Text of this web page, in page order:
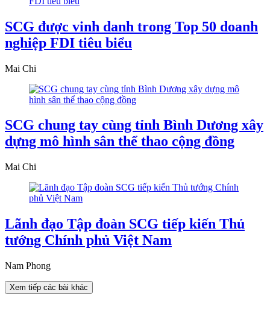
SCG được vinh danh trong Top 50 doanh
nghiệp FDI tiêu biểu
Mai Chi
SCG chung tay cùng tỉnh Bình Dương xây
dựng mô hình sân thể thao cộng đồng
Mai Chi
Lãnh đạo Tập đoàn SCG tiếp kiến Thủ
tướng Chính phủ Việt Nam
Nam Phong
Xem tiếp các bài khác